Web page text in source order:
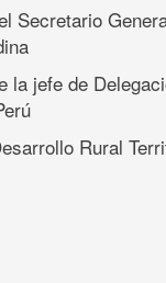
Secretario
la jefe de
Rural